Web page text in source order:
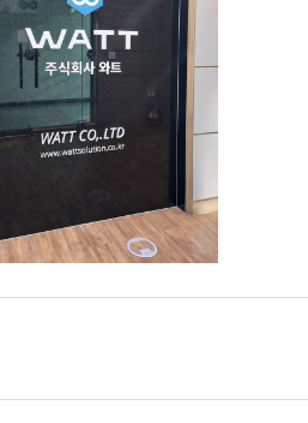
등록
일
출원명
2020-
스마트글라스 사용자